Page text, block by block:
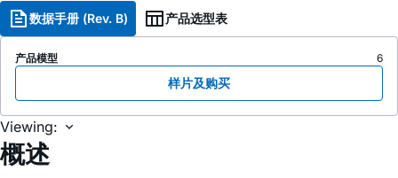
数据手册 (Rev. B) 产品选型表
产品模型 6
样片及购买
Viewing:
概述